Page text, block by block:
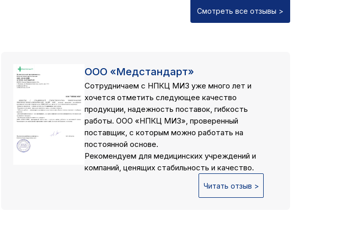
Смотреть все отзывы >
ООО «Медстандарт»
Сотрудничаем с НПКЦ МИЗ уже много лет и
хочется отметить следующее качество
продукции, надежность поставок, гибкость
работы. ООО «НПКЦ МИЗ», проверенный
поставщик, с которым можно работать на
постоянной основе.
Рекомендуем для медицинских учреждений и
компаний, ценящих стабильность и качество.
Читать отзыв >